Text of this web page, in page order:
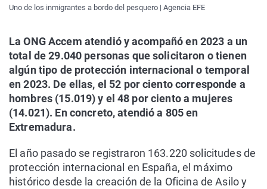
Uno de los inmigrantes a bordo del pesquero | Agencia EFE
La ONG Accem atendió y acompañó en 2023 a un
total de 29.040 personas que solicitaron o tienen
algún tipo de protección internacional o temporal
en 2023. De ellas, el 52 por ciento corresponde a
hombres (15.019) y el 48 por ciento a mujeres
(14.021). En concreto, atendió a 805 en
Extremadura.
El año pasado se registraron 163.220 solicitudes de
protección internacional en España, el máximo
histórico desde la creación de la Oficina de Asilo y